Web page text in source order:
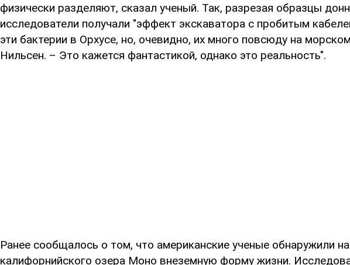
физически разделяют, сказал ученый. Так, разрезая образцы
исследователи получали "эффект экскаватора с пробитым
эти бактерии в Орхусе, но, очевидно, их много повсюду на
Нильсен. – Это кажется фантастикой, однако это реальность".
Ранее сообщалось о том, что американские ученые обнаружили
калифорнийского озера Моно внеземную форму жизни.